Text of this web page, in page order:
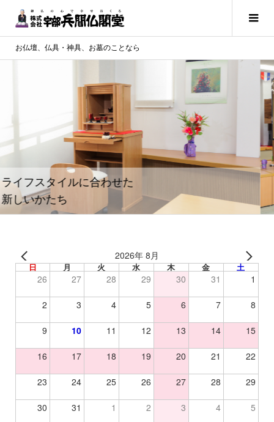
お仏壇、仏具・神具、お墓のことなら
2026年 8月
日 月 火 水 木 金 土
26 27 28 29 30 31 1
2 3 4 5 6 7 8
9 10 11 12 13 14 15
16 17 18 19 20 21 22
23 24 25 26 27 28 29
30 31 1 2 3 4 5